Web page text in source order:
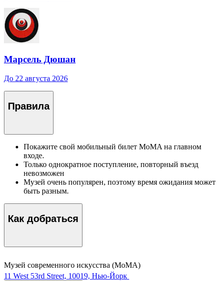
Марсель Дюшан
До 22 августа 2026
Правила
Покажите свой мобильный билет MoMA на главном
входе.
Только однократное поступление, повторный въезд
невозможен
Музей очень популярен, поэтому время ожидания может
быть разным.
Как добраться
Музей современного искусства (МоМА)
11 West 53rd Street, 10019, Нью-Йорк